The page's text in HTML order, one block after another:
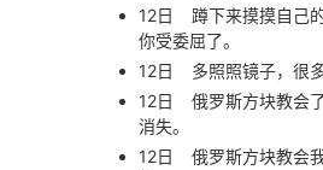
12日
蹲下来摸摸自己
你受委屈了。
12日
多照照镜子，很
12日
俄罗斯方块教会
消失。
12日
俄罗斯方块教会